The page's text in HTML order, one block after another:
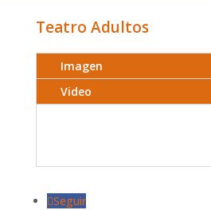
Teatro Adultos
Imagen
Video
Seguir